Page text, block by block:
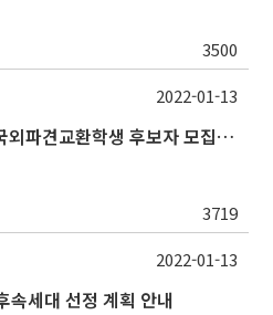
3500
2022학년도 2학기 본부 국외파견교환학생 후보자 모집 안내
3719
2022-01-13
속세대 선정 계획 안내
2022-01-13